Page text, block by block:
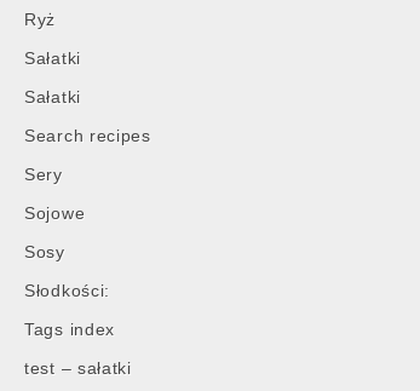
Ryż
Sałatki
Sałatki
Search recipes
Sery
Sojowe
Sosy
Słodkości:
Tags index
test – sałatki